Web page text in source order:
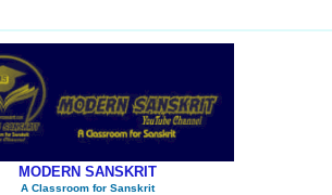
MODERN SANSKRIT
A Classroom for Sanskrit